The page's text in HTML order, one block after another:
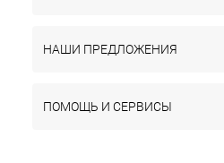
НАШИ ПРЕДЛОЖЕНИЯ
ПОМОЩЬ И СЕРВИСЫ